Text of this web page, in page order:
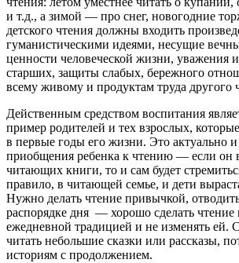
и т.д., а зимой — про снег, новогодние
детского чтения должны входить
гуманистическими идеями, несущие
ценности человеческой жизни, уважения
старших, защиты слабых, бережного
всему живому и продуктам труда другого
Действенным средством воспитания
пример родителей и тех взрослых,
в первые годы его жизни. Это актуально
приобщения ребенка к чтению — если он
читающих книги, то и сам будет
правило, в читающей семье, и дети
Нужно делать чтение привычкой,
распорядке дня — хорошо сделать чтение
ежедневной традицией и не изменять ей.
читать небольшие сказки или рассказы,
историям с продолжением.